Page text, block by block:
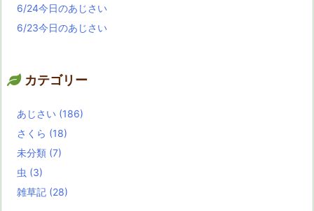
6/24今日のあじさい
6/23今日のあじさい
カテゴリー
あじさい (186)
さくら (18)
未分類 (7)
虫 (3)
雑草記 (28)